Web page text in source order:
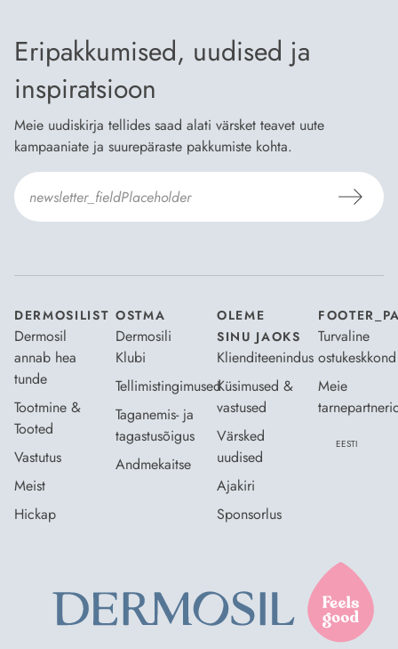
Eripakkumised, uudised ja
inspiratsioon
Meie uudiskirja tellides saad alati värsket teavet uute
kampaaniate ja suurepäraste pakkumiste kohta.
DERMOSILIST
Dermosil
annab hea
tunde
Tootmine &
Tooted
Vastutus
Meist
Hickap
OSTMA
Dermosili
Klubi
Tellimistingimused
Taganemis- ja
tagastusõigus
Andmekaitse
OLEME
SINU JAOKS
Klienditeenindus
Küsimused &
vastused
Värsked
uudised
Ajakiri
Sponsorlus
Turvaline
ostukeskkond
Meie
EESTI